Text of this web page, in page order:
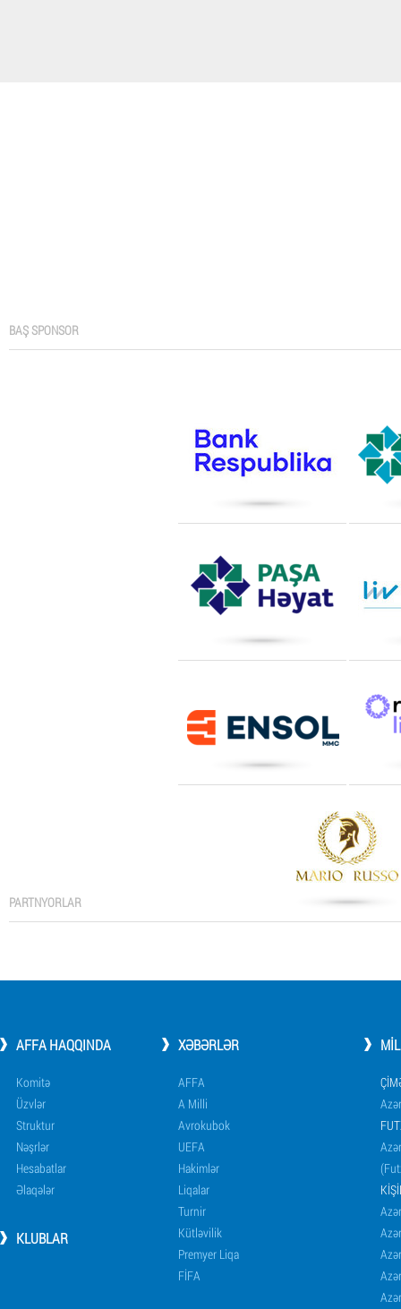
BAŞ SPONSOR
PARTNYORLAR
AFFA HAQQINDA
Komitə
Üzvlər
Struktur
Nəşrlər
Hesabatlar
Əlaqələr
KLUBLAR
XƏBƏRLƏR
AFFA
A Milli
Avrokubok
UEFA
Hakimlər
Liqalar
Turnir
Kütləvilik
Premyer Liqa
FİFA